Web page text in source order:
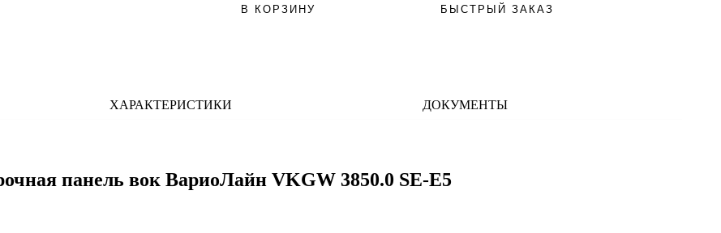
В КОРЗИНУ БЫСТРЫЙ ЗАКАЗ
ХАРАКТЕРИСТИКИ ДОКУМЕНТЫ
панель вок ВариоЛайн VKGW 3850.0 SE-E5